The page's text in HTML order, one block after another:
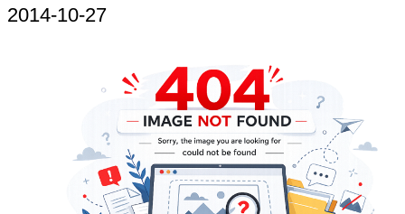
2014-10-27